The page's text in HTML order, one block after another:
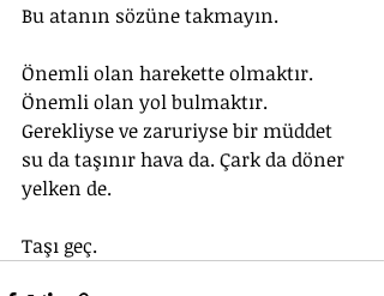
Bu atanın sözüne takmayın.
Önemli olan harekette olmaktır.
Önemli olan yol bulmaktır.
Gerekliyse ve zaruriyse bir müddet
su da taşınır hava da. Çark da döner
yelken de.
Taşı geç.